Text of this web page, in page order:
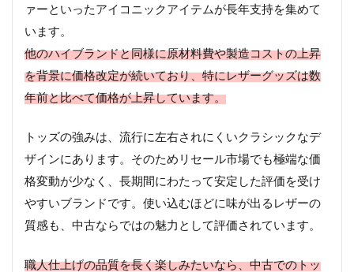
ァーといったアイコニックアイテムが長年支持を集めて
います。
他のハイブランドと同様に原材料費や製造コストの上昇
を背景に価格改定が続いており、特にレザーグッズは数
年前と比べて価格が上昇しています。
トッズの強みは、流行に左右されにくいクラシックなデ
ザインにあります。そのためリセール市場でも極端な価
格変動が少なく、長期間にわたって安定した評価を受け
やすいブランドです。使い込むほどに味が出るレザーの
質感も、中古ならではの魅力として評価されています。
職人仕上げの品質を長く楽しみたいなら、中古でのトッ